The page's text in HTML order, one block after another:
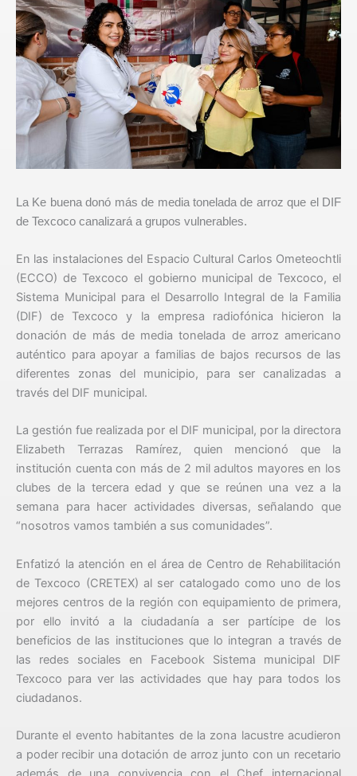
La Ke buena donó más de media tonelada de arroz que el DIF
de Texcoco canalizará a grupos vulnerables.
En las instalaciones del Espacio Cultural Carlos Ometeochtli
(ECCO) de Texcoco el gobierno municipal de Texcoco, el
Sistema Municipal para el Desarrollo Integral de la Familia
(DIF) de Texcoco y la empresa radiofónica hicieron la
donación de más de media tonelada de arroz americano
auténtico para apoyar a familias de bajos recursos de las
diferentes zonas del municipio, para ser canalizadas a
través del DIF municipal.
La gestión fue realizada por el DIF municipal, por la directora
Elizabeth Terrazas Ramírez, quien mencionó que la
institución cuenta con más de 2 mil adultos mayores en los
clubes de la tercera edad y que se reúnen una vez a la
semana para hacer actividades diversas, señalando que
“nosotros vamos también a sus comunidades”.
Enfatizó la atención en el área de Centro de Rehabilitación
de Texcoco (CRETEX) al ser catalogado como uno de los
mejores centros de la región con equipamiento de primera,
por ello invitó a la ciudadanía a ser partícipe de los
beneficios de las instituciones que lo integran a través de
las redes sociales en Facebook Sistema municipal DIF
Texcoco para ver las actividades que hay para todos los
ciudadanos.
Durante el evento habitantes de la zona lacustre acudieron
a poder recibir una dotación de arroz junto con un recetario